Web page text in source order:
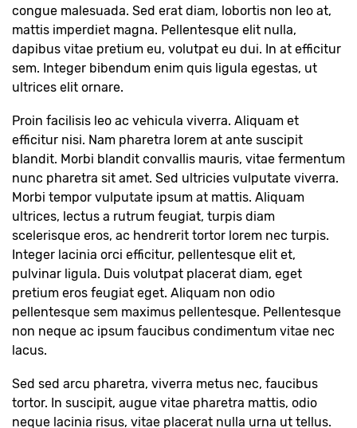
congue malesuada. Sed erat diam, lobortis non leo at,
mattis imperdiet magna. Pellentesque elit nulla,
dapibus vitae pretium eu, volutpat eu dui. In at efficitur
sem. Integer bibendum enim quis ligula egestas, ut
ultrices elit ornare.
Proin facilisis leo ac vehicula viverra. Aliquam et
efficitur nisi. Nam pharetra lorem at ante suscipit
blandit. Morbi blandit convallis mauris, vitae fermentum
nunc pharetra sit amet. Sed ultricies vulputate viverra.
Morbi tempor vulputate ipsum at mattis. Aliquam
ultrices, lectus a rutrum feugiat, turpis diam
scelerisque eros, ac hendrerit tortor lorem nec turpis.
Integer lacinia orci efficitur, pellentesque elit et,
pulvinar ligula. Duis volutpat placerat diam, eget
pretium eros feugiat eget. Aliquam non odio
pellentesque sem maximus pellentesque. Pellentesque
non neque ac ipsum faucibus condimentum vitae nec
lacus.
Sed sed arcu pharetra, viverra metus nec, faucibus
tortor. In suscipit, augue vitae pharetra mattis, odio
neque lacinia risus, vitae placerat nulla urna ut tellus.